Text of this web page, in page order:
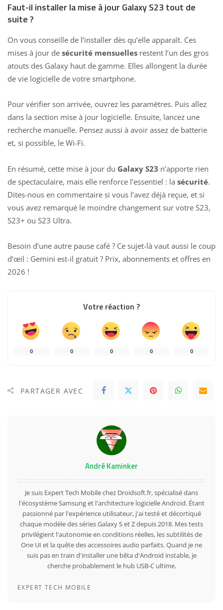
Faut-il installer la mise à jour Galaxy S23 tout de
suite ?
On vous conseille de l’installer dès qu’elle apparaît. Ces
mises à jour de sécurité mensuelles restent l’un des gros
atouts des Galaxy haut de gamme. Elles allongent la durée
de vie logicielle de votre smartphone.
Pour vérifier son arrivée, ouvrez les paramètres. Puis allez
dans la section mise à jour logicielle. Ensuite, lancez une
recherche manuelle. Pensez aussi à avoir assez de batterie
et, si possible, le Wi-Fi.
En résumé, cette mise à jour du Galaxy S23 n’apporte rien
de spectaculaire, mais elle renforce l’essentiel : la sécurité.
Dites-nous en commentaire si vous l’avez déjà reçue, et si
vous avez remarqué le moindre changement sur votre S23,
S23+ ou S23 Ultra.
Besoin d’une autre pause café ? Ce sujet-là vaut aussi le coup
d’œil : Gemini est-il gratuit ? Prix, abonnements et offres en
2026 !
Votre réaction ?
0 0 0 0 0
PARTAGER AVEC
André Kaminker
Je suis Expert Tech Mobile chez Droidsoft.fr, spécialisé dans
l'écosystème Samsung et l'architecture logicielle Android. Étant
passionné par l'expérience utilisateur, j'ai testé et décortiqué
chaque modèle des séries Galaxy S et Z depuis 2018. Mes tests
privilégient l'autonomie en conditions réelles, les subtilités de
One UI et la quête des accessoires audio parfaits. Quand je ne
suis pas en train d'installer une bêta d'Android instable, je
cherche probablement le hub USB-C ultime.
EXPERT TECH MOBILE